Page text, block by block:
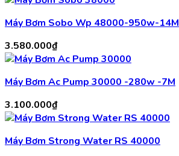
Máy Bơm Sobo Wp 48000-950w-14M
3.580.000₫
Máy Bơm Ac Pump 30000 -280w -7M
3.100.000₫
Máy Bơm Strong Water RS 40000